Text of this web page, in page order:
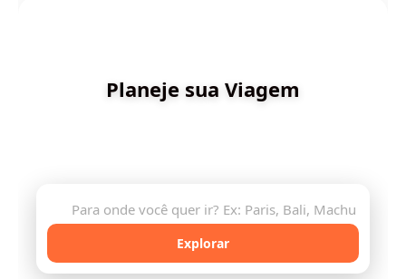
Planeje sua Viagem
Explorar